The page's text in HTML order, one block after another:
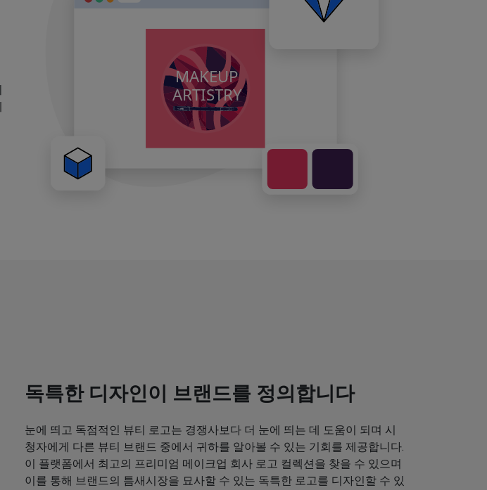
독특한 디자인이 브랜드를 정의합니다
눈에 띄고 독점적인 뷰티 로고는 경쟁사보다 더 눈에 띄는 데 도움이 되며 시
청자에게 다른 뷰티 브랜드 중에서 귀하를 알아볼 수 있는 기회를 제공합니다.
이 플랫폼에서 최고의 프리미엄 메이크업 회사 로고 컬렉션을 찾을 수 있으며
이를 통해 브랜드의 틈새시장을 묘사할 수 있는 독특한 로고를 디자인할 수 있